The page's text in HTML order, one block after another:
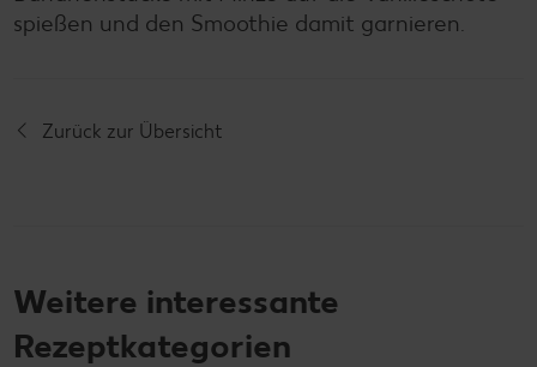
spießen und den Smoothie damit garnieren.
Zurück zur Übersicht
Weitere interessante
Rezeptkategorien